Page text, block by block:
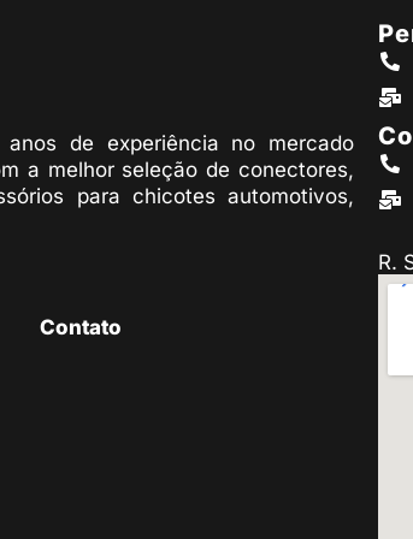
de experiência no mercado
a melhor seleção de conectores,
para chicotes automotivos,
Contato
R.